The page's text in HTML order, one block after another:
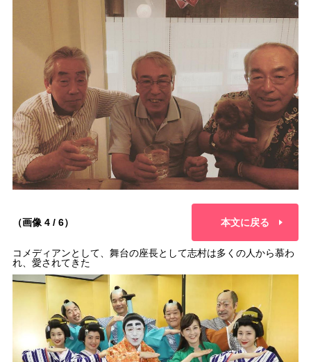
（画像 4 / 6） 本文に戻る
コメディアンとして、舞台の座長として志村は多くの人から慕わ
れ、愛されてきた